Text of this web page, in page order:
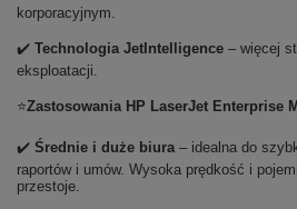
korporacyjnym.
✔️ Technologia JetIntelligence – więcej
eksploatacji.
⭐Zastosowania HP LaserJet Enterprise
✔️ Średnie i duże biura– idealna do
raportów i umów. Wysoka prędkość i
przestoje.